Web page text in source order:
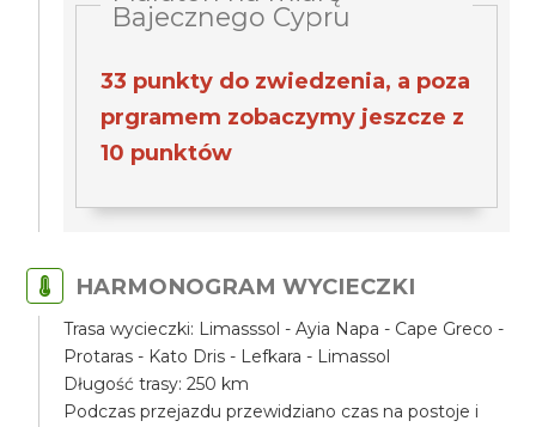
Bajecznego Cypru
33 punkty do zwiedzenia, a poza
prgramem zobaczymy jeszcze z
10 punktów
HARMONOGRAM WYCIECZKI
Trasa wycieczki: Limasssol - Ayia Napa - Cape Greco -
Protaras - Kato Dris - Lefkara - Limassol
Długość trasy: 250 km
Podczas przejazdu przewidziano czas na postoje i